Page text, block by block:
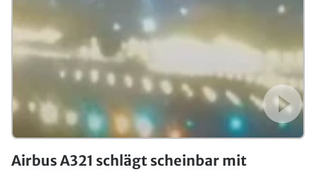
Airbus A321 schlägt scheinbar mit